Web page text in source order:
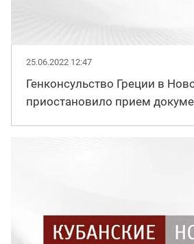
25.06.2022 12:47
Генконсульство Греции в
приостановило прием